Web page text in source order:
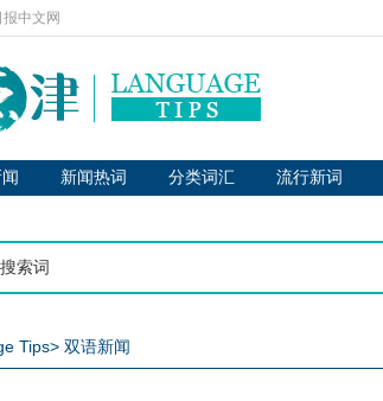
中文网
新闻热词 分类词汇 流行新词
Tips> 双语新闻